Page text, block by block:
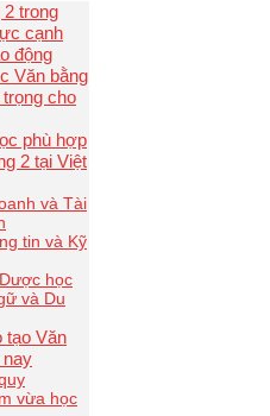
2 trong
cạnh
động
Văn bằng
cho
phù hợp
2 tại Việt
và Tài
tin và Kỹ
học
và Du
tạo Văn
nay
vừa học